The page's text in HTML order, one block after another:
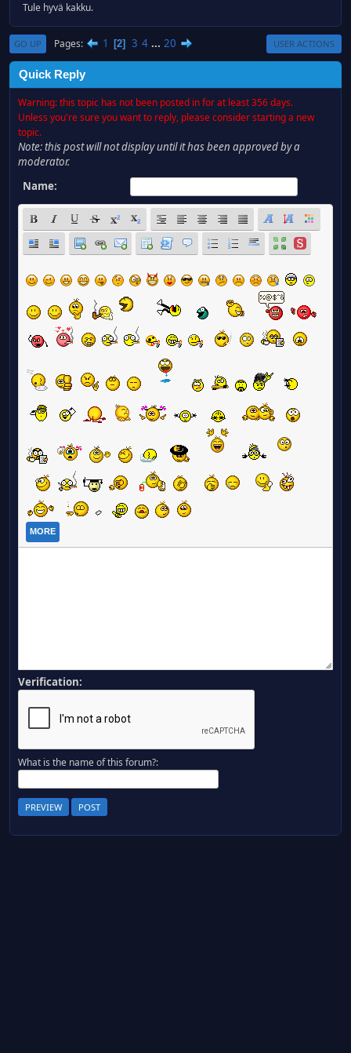
Tule hyvä kakku.
GO UP Pages 1 2 3 4 ... 20 USER ACTIONS
Quick Reply
Warning: this topic has not been posted in for at least 356 days.
Unless you're sure you want to reply, please consider starting a new
topic.
Note: this post will not display until it has been approved by a
moderator.
Name:
MORE
Verification:
What is the name of this forum?: